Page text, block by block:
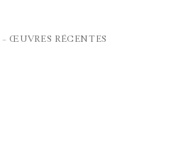
–ŒUVRES RÉCENTES